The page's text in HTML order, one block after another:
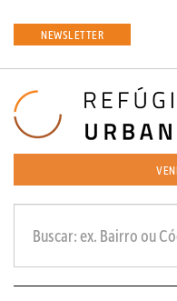
NEWSLETTER